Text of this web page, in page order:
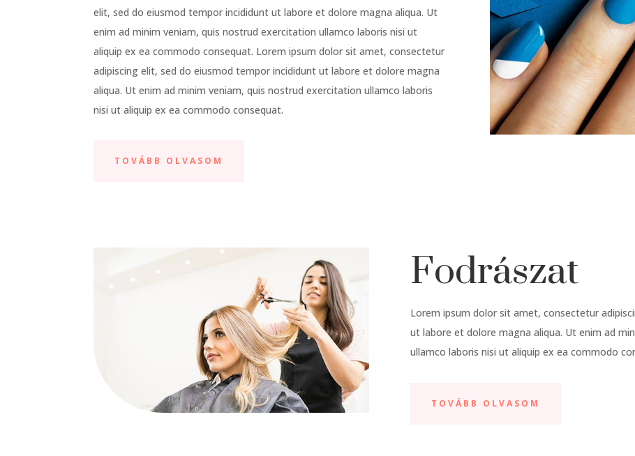
elit, sed do eiusmod tempor incididunt ut labore et dolore magna aliqua. Ut
enim ad minim veniam, quis nostrud exercitation ullamco laboris nisi ut
aliquip ex ea commodo consequat. Lorem ipsum dolor sit amet, consectetur
adipiscing elit, sed do eiusmod tempor incididunt ut labore et dolore magna
aliqua. Ut enim ad minim veniam, quis nostrud exercitation ullamco laboris
nisi ut aliquip ex ea commodo consequat.
TOVÁBB OLVASOM
Fodrászat
Lorem ipsum dolor sit amet, consectetur
ut labore et dolore magna aliqua. Ut enim ad
ullamco laboris nisi ut aliquip ex ea commodo
TOVÁBB OLVASOM